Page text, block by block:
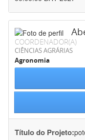
COORDENADOR(A)
CIÊNCIAS AGRÁRIAS
Agronomia
Título do Projeto: